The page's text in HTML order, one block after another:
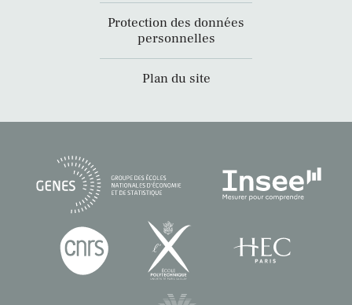
Protection des données
personnelles
Plan du site